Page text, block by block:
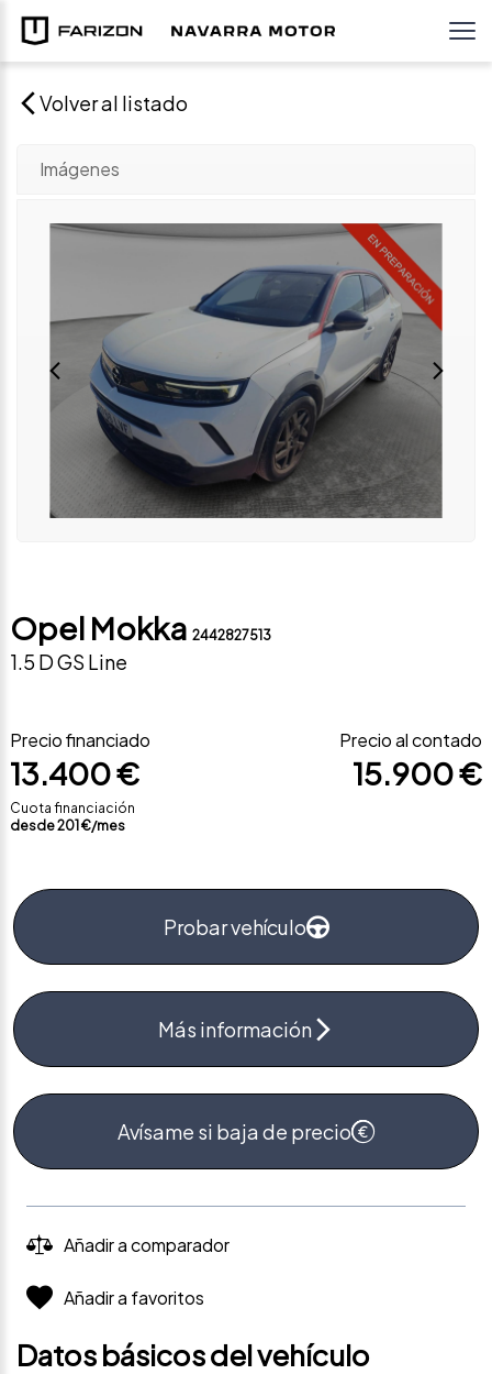
Volver al listado
Imágenes
Opel Mokka 2442827513
1.5 D GS Line
Precio financiado
13.400 €
Cuota financiación
desde201€/mes
Precio al contado
15.900 €
Probar vehículo
Más información
Avísame si baja de precio
Añadir a comparador
Añadir a favoritos
Datos básicos del vehículo